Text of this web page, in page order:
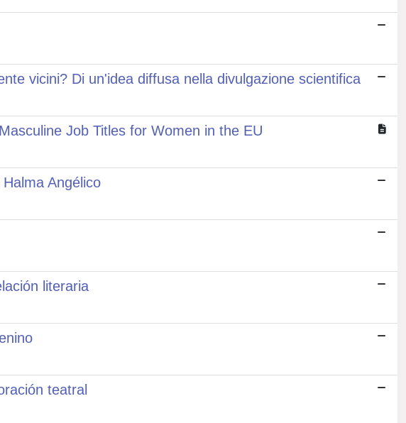
vicini? Di un'idea diffusa nella divulgazione scientifica
Job Titles for Women in the EU
Angélico
literaria
teatral